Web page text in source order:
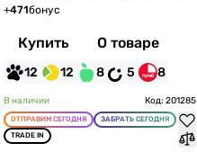
+471бонус
Купить О товаре
12 12 8 5 8
В наличии Код: 201285
ОТПРАВИМ СЕГОДНЯ
ЗАБРАТЬ СЕГОДНЯ
TRADE IN